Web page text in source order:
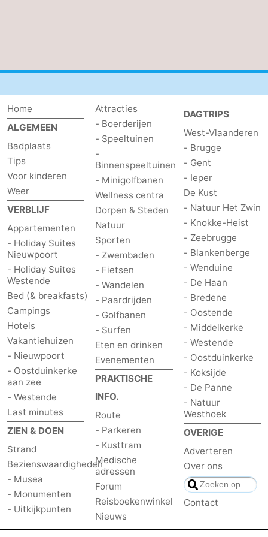
Home
ALGEMEEN
Badplaats
Tips
Voor kinderen
Weer
VERBLIJF
Appartementen
- Holiday Suites
Nieuwpoort
- Holiday Suites
Westende
Bed (& breakfasts)
Campings
Hotels
Vakantiehuizen
- Nieuwpoort
- Oostduinkerke
aan zee
- Westende
Last minutes
ZIEN & DOEN
Strand
Bezienswaardigheden
- Musea
- Monumenten
- Uitkijkpunten
Attracties
- Boerderijen
- Speeltuinen
-
Binnenspeeltuinen
- Minigolfbanen
Wellness centra
Dorpen & Steden
Natuur
Sporten
- Zwembaden
- Fietsen
- Wandelen
- Paardrijden
- Golfbanen
- Surfen
Eten en drinken
Evenementen
PRAKTISCHE
INFO.
Route
- Parkeren
- Kusttram
Medische
adressen
Forum
Reisboekenwinkel
Nieuws
DAGTRIPS
West-Vlaanderen
- Brugge
- Gent
- Ieper
De Kust
- Natuur Het Zwin
- Knokke-Heist
- Zeebrugge
- Blankenberge
- Wenduine
- De Haan
- Bredene
- Oostende
- Middelkerke
- Westende
- Oostduinkerke
- Koksijde
- De Panne
- Natuur
Westhoek
OVERIGE
Adverteren
Over ons
Contact